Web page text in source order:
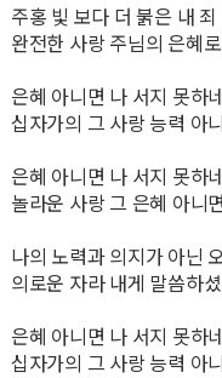
주홍 빛 보다 더 붉은 내
완전한 사랑 주님의 은혜
은혜 아니면 나 서지 못하
십자가의 그 사랑 능력 아
은혜 아니면 나 서지 못하
놀라운 사랑 그 은혜 아니
나의 노력과 의지가 아닌
의로운 자라 내게 말씀하
은혜 아니면 나 서지 못하
십자가의 그 사랑 능력 아